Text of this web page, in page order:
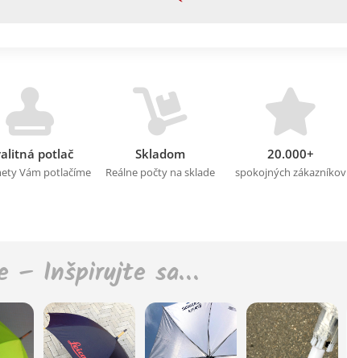
potlač
Vám potlačíme
Skladom
Reálne počty na sklade
20.000+
spokojných zákazníkov
– Inšpirujte sa…